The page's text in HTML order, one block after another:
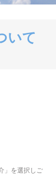
いて
」を選択しご